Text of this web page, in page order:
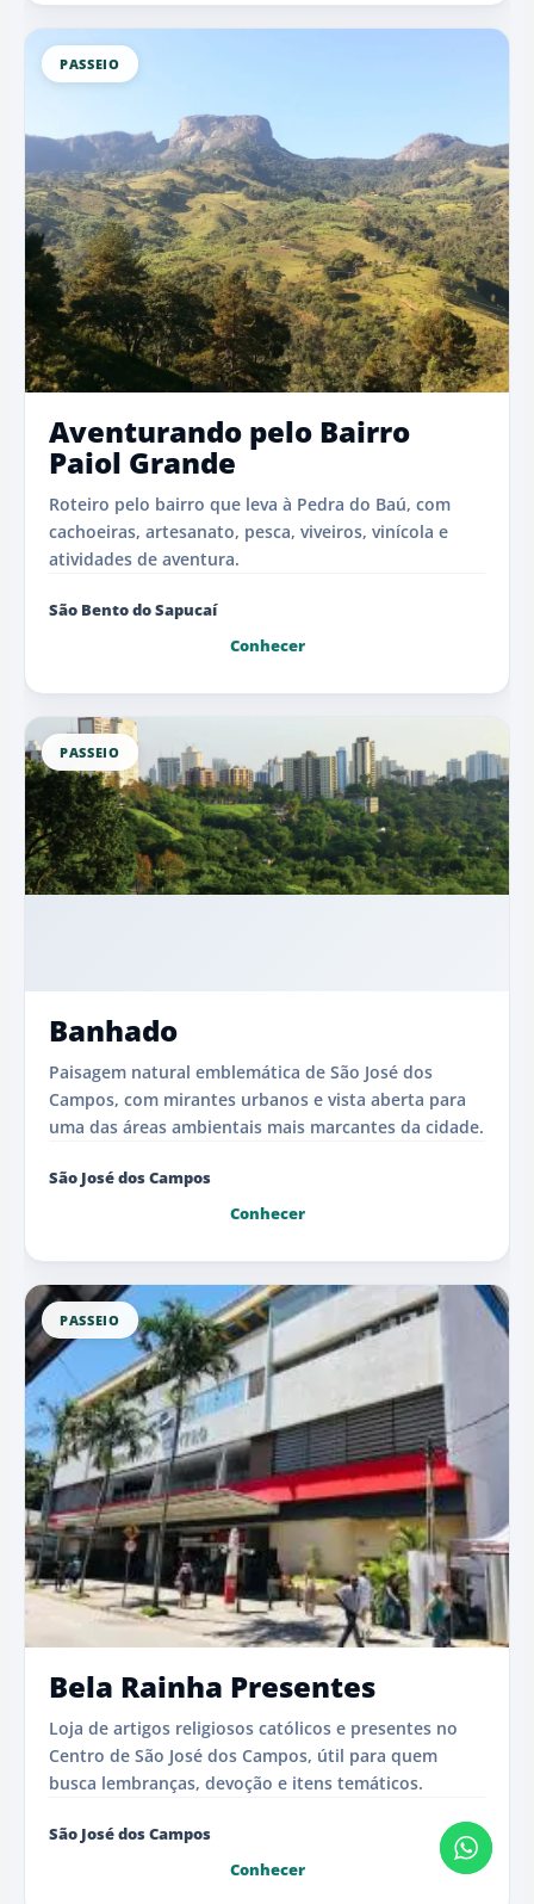
PASSEIO
Aventurando pelo Bairro
Paiol Grande
Roteiro pelo bairro que leva à Pedra do Baú, com
cachoeiras, artesanato, pesca, viveiros, vinícola e
atividades de aventura.
São Bento do Sapucaí
Conhecer
PASSEIO
Banhado
Paisagem natural emblemática de São José dos
Campos, com mirantes urbanos e vista aberta para
uma das áreas ambientais mais marcantes da cidade.
São José dos Campos
Conhecer
PASSEIO
Bela Rainha Presentes
Loja de artigos religiosos católicos e presentes no
Centro de São José dos Campos, útil para quem
busca lembranças, devoção e itens temáticos.
São José dos Campos
Conhecer